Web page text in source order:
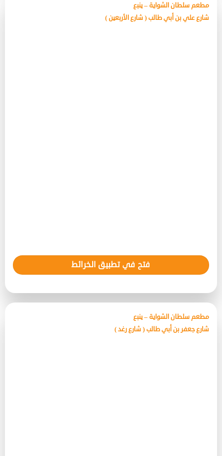
مطعم سلطان الشواية – ينبع
شارع علي بن أبي طالب ( شارع الأربعين )
فتح في تطبيق الخرائط
مطعم سلطان الشواية – ينبع
شارع جعفر بن أبي طالب ( شارع رغد )